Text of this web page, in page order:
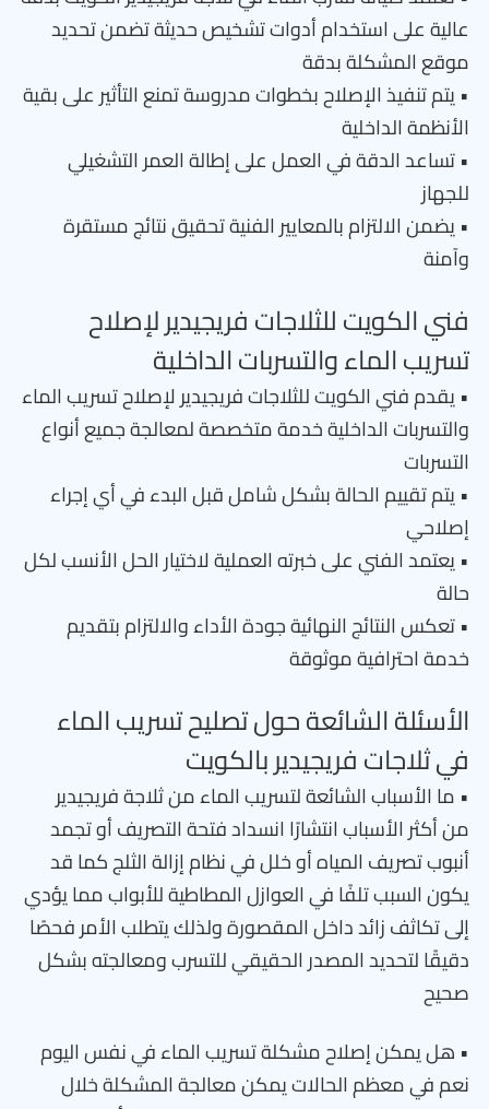
عالية على استخدام أدوات تشخيص حديثة تضمن تحديد
موقع المشكلة بدقة
• يتم تنفيذ الإصلاح بخطوات مدروسة تمنع التأثير على بقية
الأنظمة الداخلية
• تساعد الدقة في العمل على إطالة العمر التشغيلي
للجهاز
• يضمن الالتزام بالمعايير الفنية تحقيق نتائج مستقرة
وآمنة
فني الكويت للثلاجات فريجيدير لإصلاح
تسريب الماء والتسربات الداخلية
• يقدم فني الكويت للثلاجات فريجيدير لإصلاح تسريب الماء
والتسربات الداخلية خدمة متخصصة لمعالجة جميع أنواع
التسربات
• يتم تقييم الحالة بشكل شامل قبل البدء في أي إجراء
إصلاحي
• يعتمد الفني على خبرته العملية لاختيار الحل الأنسب لكل
حالة
• تعكس النتائج النهائية جودة الأداء والالتزام بتقديم
خدمة احترافية موثوقة
الأسئلة الشائعة حول تصليح تسريب الماء
في ثلاجات فريجيدير بالكويت
• ما الأسباب الشائعة لتسريب الماء من ثلاجة فريجيدير
من أكثر الأسباب انتشارًا انسداد فتحة التصريف أو تجمد
أنبوب تصريف المياه أو خلل في نظام إزالة الثلج كما قد
يكون السبب تلفًا في العوازل المطاطية للأبواب مما يؤدي
إلى تكاثف زائد داخل المقصورة ولذلك يتطلب الأمر فحصًا
دقيقًا لتحديد المصدر الحقيقي للتسرب ومعالجته بشكل
صحيح
• هل يمكن إصلاح مشكلة تسريب الماء في نفس اليوم
نعم في معظم الحالات يمكن معالجة المشكلة خلال